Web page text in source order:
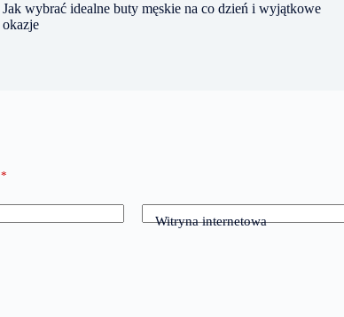
Jak wybrać idealne buty męskie na co dzień i wyjątkowe
okazje
*
Witryna internetowa